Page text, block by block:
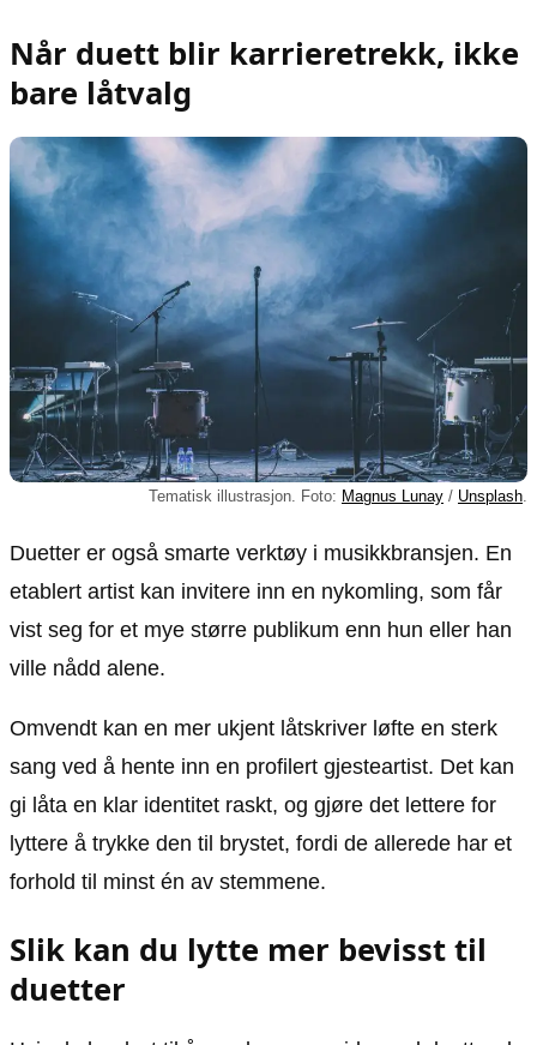
Når duett blir karrieretrekk, ikke
bare låtvalg
Tematisk illustrasjon. Foto: Magnus Lunay / Unsplash.
Duetter er også smarte verktøy i musikkbransjen. En
etablert artist kan invitere inn en nykomling, som får
vist seg for et mye større publikum enn hun eller han
ville nådd alene.
Omvendt kan en mer ukjent låtskriver løfte en sterk
sang ved å hente inn en profilert gjesteartist. Det kan
gi låta en klar identitet raskt, og gjøre det lettere for
lyttere å trykke den til brystet, fordi de allerede har et
forhold til minst én av stemmene.
Slik kan du lytte mer bevisst til
duetter